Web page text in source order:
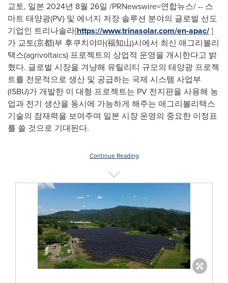
교토, 일본 2024년 8월 26일 /PRNewswire=연합뉴스/ -- 스
마트 태양광(PV) 및 에너지 저장 솔루션 분야의 글로벌 선도
기업인 트리나솔라[https://www.trinasolar.com/en-apac/]
가 교토(京都)부 후쿠치야마(福知山)시에서 최신 애그리볼리
택스(agrivoltaics) 프로젝트의 상업적 운영을 개시한다고 밝
혔다. 글로벌 시장을 겨냥해 유틸리티 규모의 태양광 프로젝
트를 전문적으로 생산 및 공급하는 국제 시스템 사업부
(ISBU)가 개발한 이 대형 프로젝트는 PV 전지판을 사용해 농
업과 전기 생산을 동시에 가능하게 해주는 애그리볼리택스
기술의 잠재력을 보여주며 일본 시장 운영의 중요한 이정표
를 쓸 것으로 기대된다.
Continue Reading